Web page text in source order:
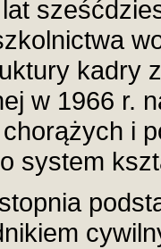
kadry
w 1966 r.
i
system